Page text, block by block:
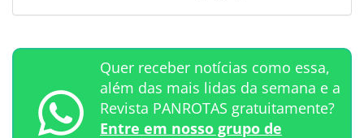
Quer receber notícias como essa,
além das mais lidas da semana e a
Revista PANROTAS gratuitamente?
Entre em nosso grupo de